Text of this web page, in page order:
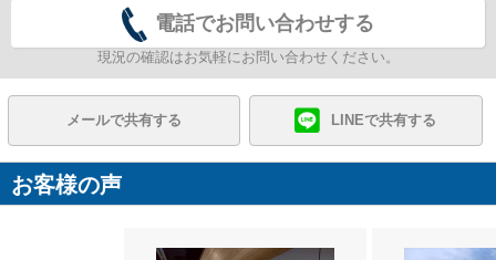
電話でお問い合わせする
現況の確認はお気軽にお問い合わせください。
メールで共有する LINEで共有する
お客様の声